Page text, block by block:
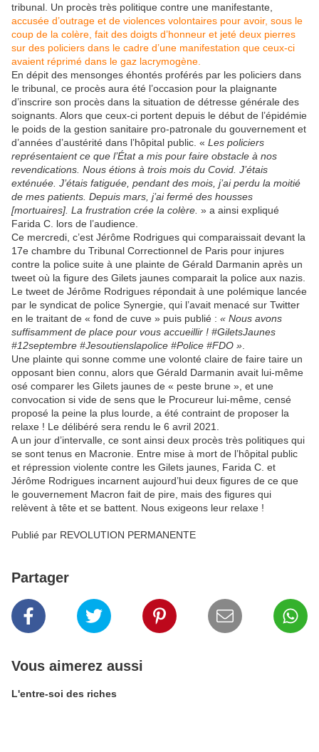
tribunal. Un procès très politique contre une manifestante,
accusée d’outrage et de violences volontaires pour avoir, sous le
coup de la colère, fait des doigts d’honneur et jeté deux pierres
sur des policiers dans le cadre d’une manifestation que ceux-ci
avaient réprimé dans le gaz lacrymogène.
En dépit des mensonges éhontés proférés par les policiers dans
le tribunal, ce procès aura été l’occasion pour la plaignante
d’inscrire son procès dans la situation de détresse générale des
soignants. Alors que ceux-ci portent depuis le début de l’épidémie
le poids de la gestion sanitaire pro-patronale du gouvernement et
d’années d’austérité dans l’hôpital public. « Les policiers
représentaient ce que l’État a mis pour faire obstacle à nos
revendications. Nous étions à trois mois du Covid. J’étais
exténuée. J’étais fatiguée, pendant des mois, j’ai perdu la moitié
de mes patients. Depuis mars, j’ai fermé des housses
[mortuaires]. La frustration crée la colère. » a ainsi expliqué
Farida C. lors de l’audience.
Ce mercredi, c’est Jérôme Rodrigues qui comparaissait devant la
17e chambre du Tribunal Correctionnel de Paris pour injures
contre la police suite à une plainte de Gérald Darmanin après un
tweet où la figure des Gilets jaunes comparait la police aux nazis.
Le tweet de Jérôme Rodrigues répondait à une polémique lancée
par le syndicat de police Synergie, qui l’avait menacé sur Twitter
en le traitant de « fond de cuve » puis publié : « Nous avons
suffisamment de place pour vous accueillir ! #GiletsJaunes
#12septembre #Jesoutienslapolice #Police #FDO »
Une plainte qui sonne comme une volonté claire de faire taire un
opposant bien connu, alors que Gérald Darmanin avait lui-même
osé comparer les Gilets jaunes de « peste brune », et une
convocation si vide de sens que le Procureur lui-même, censé
proposé la peine la plus lourde, a été contraint de proposer la
relaxe ! Le délibéré sera rendu le 6 avril 2021.
A un jour d’intervalle, ce sont ainsi deux procès très politiques qui
se sont tenus en Macronie. Entre mise à mort de l’hôpital public
et répression violente contre les Gilets jaunes, Farida C. et
Jérôme Rodrigues incarnent aujourd’hui deux figures de ce que
le gouvernement Macron fait de pire, mais des figures qui
relèvent à tête et se battent. Nous exigeons leur relaxe !
Publié par REVOLUTION PERMANENTE
Partager
Vous aimerez aussi
L'entre-soi des riches